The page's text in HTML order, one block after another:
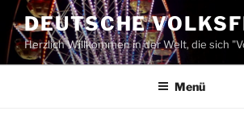
Zum
Inhalt
springen
DEUTSCHE
Herzlich Willkommen in der Welt, die sich
Menü